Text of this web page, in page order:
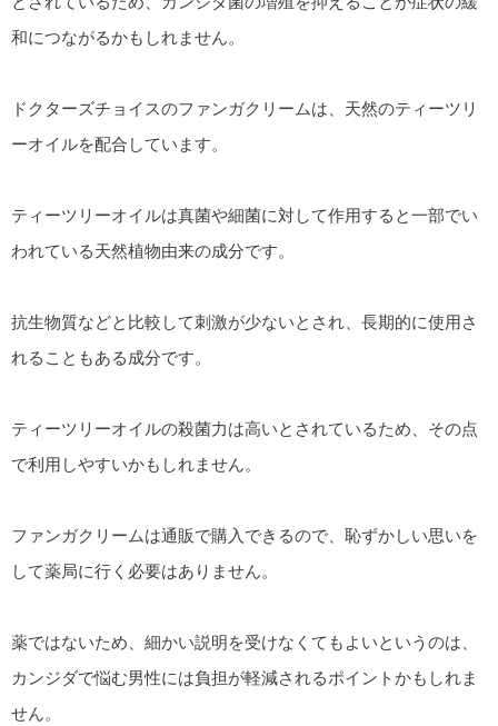
和につながるかもしれません。
ドクターズチョイスのファンガクリームは、天然のティーツリ
ーオイルを配合しています。
ティーツリーオイルは真菌や細菌に対して作用すると一部でい
われている天然植物由来の成分です。
抗生物質などと比較して刺激が少ないとされ、長期的に使用さ
れることもある成分です。
ティーツリーオイルの殺菌力は高いとされているため、その点
で利用しやすいかもしれません。
ファンガクリームは通販で購入できるので、恥ずかしい思いを
して薬局に行く必要はありません。
薬ではないため、細かい説明を受けなくてもよいというのは、
カンジダで悩む男性には負担が軽減されるポイントかもしれま
せん。